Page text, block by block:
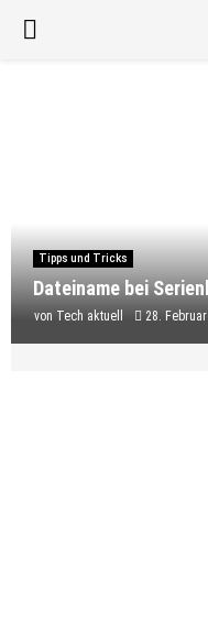
PRIMARY
Tipps und Tricks
Dateiname bei
von Tech aktuell 28.